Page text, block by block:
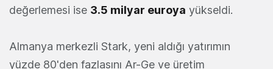
değerlemesi ise 3.5 milyar euroya yükseldi.
Almanya merkezli Stark, yeni aldığı yatırımın
yüzde 80'den fazlasını Ar-Ge ve üretim